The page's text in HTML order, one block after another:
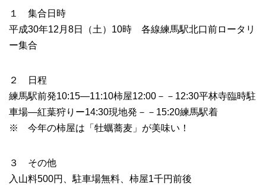
１ 集合日時
平成30年12月8日（土）10時 各線練馬駅北口前ロータリ
ー集合
２ 日程
練馬駅前発10:15―11:10柿屋12:00－－12:30平林寺臨時駐
車場―紅葉狩りー14:30現地発－－15:20練馬駅着
※ 今年の柿屋は「牡蠣蕎麦」が美味い！
３ その他
入山料500円、駐車場無料、柿屋1千円前後